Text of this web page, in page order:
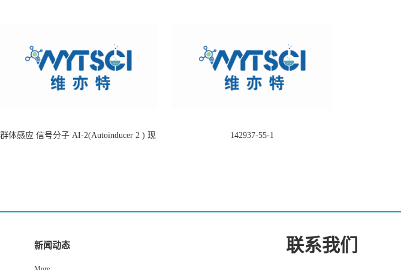
群体感应 信号分子 AI-2(Autoinducer 2 ) 现
142937-55-1
新闻动态 联系我们